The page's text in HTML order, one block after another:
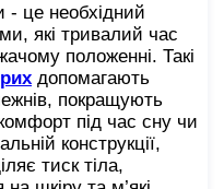
- це необхідний
які тривалий час
положенні. Такі
допомагають
покращують
під час сну чи
конструкції,
тиск тіла,